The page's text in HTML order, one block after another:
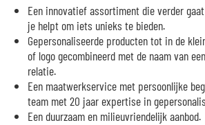
Een innovatief assortiment die verder
je helpt om iets unieks te bieden.
Gepersonaliseerde producten tot in de
of logo gecombineerd met de naam van
relatie.
Een maatwerkservice met persoonlijke
team met 20 jaar expertise in
Een duurzaam en milieuvriendelijk aanbod.